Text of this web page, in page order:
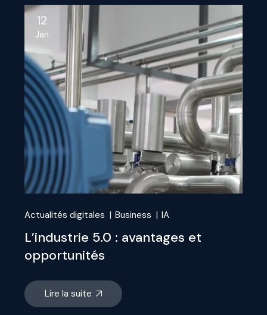
12
Jan
Actualités digitales Business IA
L’industrie 5.0 : avantages et
opportunités
Lire la suite